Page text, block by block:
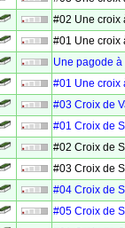
#02 Une croix
#01 Une croix
Une pagode
#01 Une croix
#03 Croix de
#01 Croix de
#02 Croix de
#03 Croix de
#04 Croix de
#05 Croix de